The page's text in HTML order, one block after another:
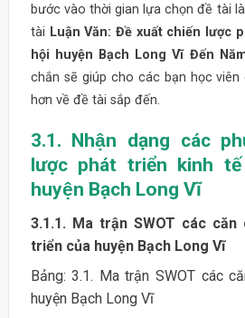
bước vào thời gian lựa chọn đề tài
tài Luận Văn: Đề xuất chiến lược
hội huyện Bạch Long Vĩ Đến
chắn sẽ giúp cho các bạn học
hơn về đề tài sắp đến.
3.1. Nhận dạng các
lược phát triển kinh
huyện Bạch Long Vĩ
3.1.1. Ma trận SWOT các
triển của huyện Bạch Long Vĩ
Bảng: 3.1. Ma trận SWOT các
huyện Bạch Long Vĩ